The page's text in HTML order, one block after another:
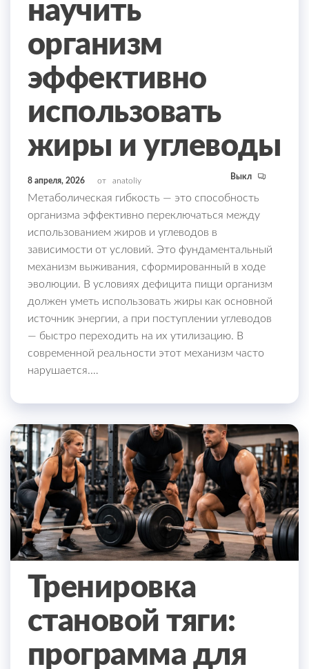
научить
организм
эффективно
использовать
жиры и углеводы
8 апреля, 2026 от anatoliy Выкл
Метаболическая гибкость — это способность
организма эффективно переключаться между
использованием жиров и углеводов в
зависимости от условий. Это фундаментальный
механизм выживания, сформированный в ходе
эволюции. В условиях дефицита пищи организм
должен уметь использовать жиры как основной
источник энергии, а при поступлении углеводов
— быстро переходить на их утилизацию. В
современной реальности этот механизм часто
нарушается.…
Тренировка
становой тяги:
программа для